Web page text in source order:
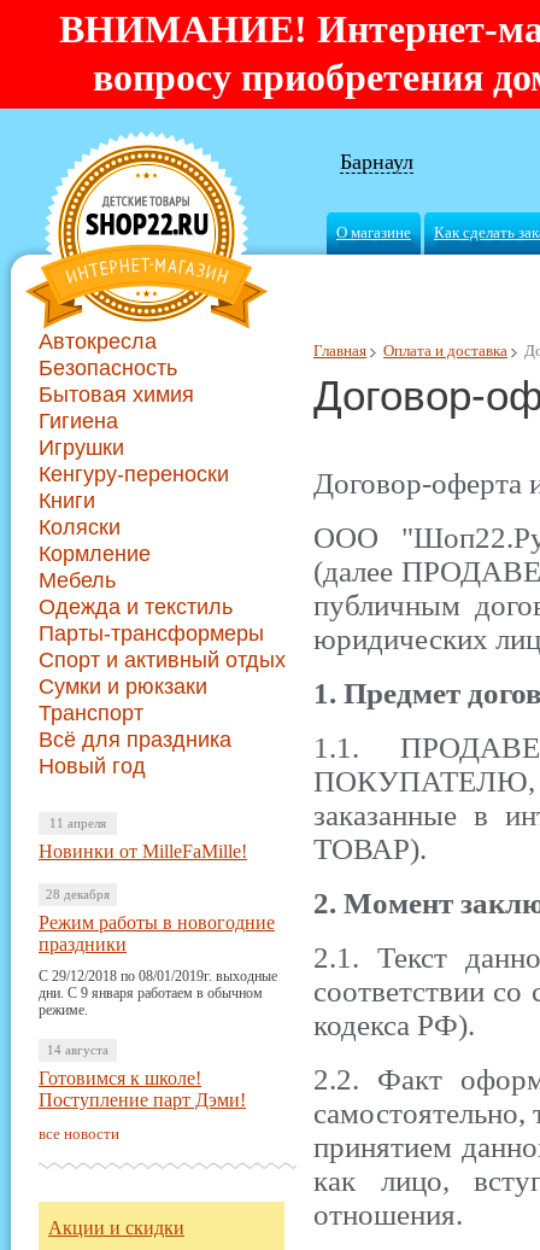
ВНИМАНИЕ! Интернет-
вопросу приобретения
Барнаул
О магазине Как сделать
Главная Оплата и доставка
Договор-
Договор-оферта
ООО
(далее
публичным
юридических
1. Предмет
1.1.
ПОКУПАТЕЛЮ, а
заказанные в
ТОВАР).
2. Момент
2.1. Текст
соответствии со
кодекса РФ).
2.2. Факт
самостоятельно,
принятием
как лицо,
отношения.
Автокресла
Безопасность
Бытовая химия
Гигиена
Игрушки
Кенгуру-переноски
Книги
Коляски
Кормление
Мебель
Одежда и текстиль
Парты-трансформеры
Спорт и активный отдых
Сумки и рюкзаки
Транспорт
Всё для праздника
Новый год
11 апреля
Новинки от MilleFaMille!
28 декабря
Режим работы в новогодние
праздники
С 29/12/2018 по 08/01/2019г. выходные
дни. С 9 января работаем в обычном
режиме.
14 августа
Готовимся к школе!
Поступление парт Дэми!
все новости
Акции и скидки